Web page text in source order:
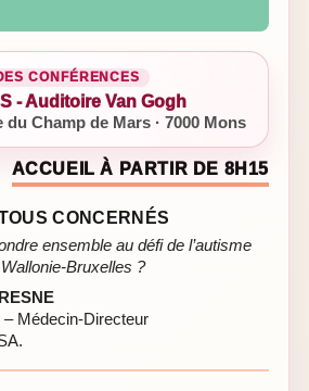
CONFÉRENCES
- Auditoire Van Gogh
du Champ de Mars · 7000 Mons
ACCUEIL À PARTIR DE 8H15
CONCERNÉS
ensemble au défi de l’autisme
Bruxelles ?
– Médecin-Directeur